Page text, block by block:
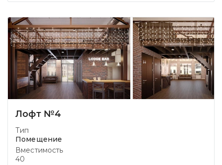
Лофт №4
Тип
Помещение
Вместимость
40